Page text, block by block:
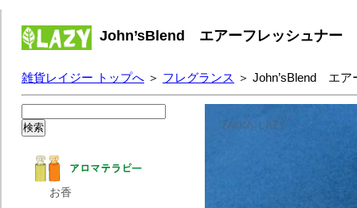
John’sBlend エアーフレッシュナー
雑貨レイジー トップへ ＞ フレグランス ＞ John’sBlend エ
お香